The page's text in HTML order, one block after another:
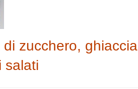
zucchero, ghiaccia
salati